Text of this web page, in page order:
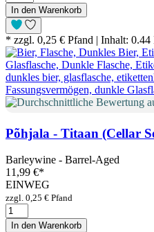
In den Warenkorb
* zzgl. 0,25 € Pfand | Inhalt:
Põhjala - Titaan (Cellar
Barleywine - Barrel-Aged
11,99 €*
EINWEG
zzgl. 0,25 € Pfand
In den Warenkorb